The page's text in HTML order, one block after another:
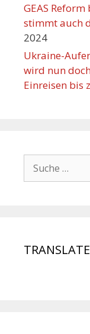
GEAS
stimmt auch
2024
Ukraine-
wird nun
Einreisen bis
TRANSLATE